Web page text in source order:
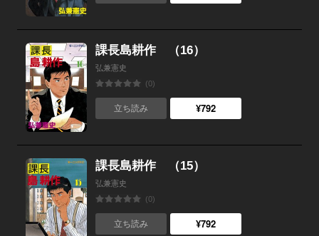
課長島耕作 （16）
弘兼憲史
(0)
立ち読み ¥792
課長島耕作 （15）
弘兼憲史
(0)
立ち読み ¥792